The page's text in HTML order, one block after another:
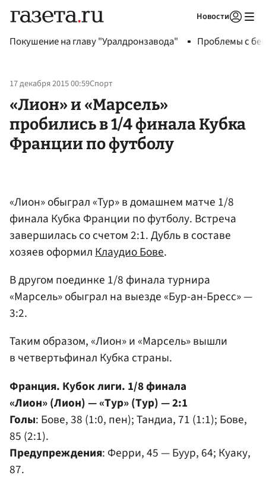
Новости
Покушение на главу "Уралдронзавода" Проблемы с
17 декабря 2015 00:59Спорт
«Лион» и «Марсель»
пробились в 1/4 финала Кубка
Франции по футболу
«Лион» обыграл «Тур» в домашнем матче 1/8
финала Кубка Франции по футболу. Встреча
завершилась со счетом 2:1. Дубль в составе
хозяев оформилКлаудио Бове.
В другом поединке 1/8 финала турнира
«Марсель» обыграл на выезде «Бур-ан-Бресс» —
3:2.
Таким образом, «Лион» и «Марсель» вышли
в четвертьфинал Кубка страны.
Франция. Кубок лиги. 1/8 финала
«Лион» (Лион) — «Тур» (Тур) — 2:1
Голы: Бове, 38 (1:0, пен); Тандиа, 71 (1:1); Бове,
85 (2:1).
Предупреждения: Ферри, 45 — Буур, 64; Куаку,
87.